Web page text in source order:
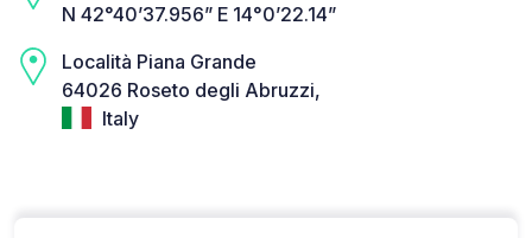
N 42°40’37.956” E 14°0’22.14”
Località Piana Grande
64026 Roseto degli Abruzzi,
Italy